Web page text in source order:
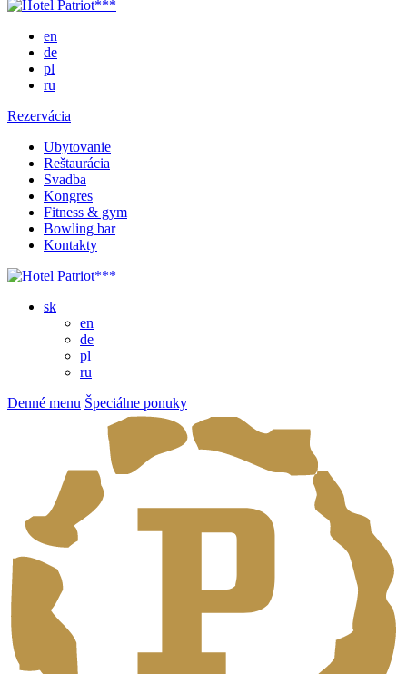
en
de
pl
ru
Rezervácia
Ubytovanie
Reštaurácia
Svadba
Kongres
Fitness & gym
Bowling bar
Kontakty
sk
en
de
pl
ru
Denné menu Špeciálne ponuky